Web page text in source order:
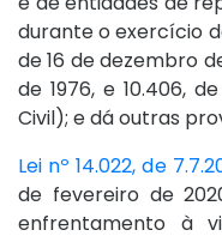
durante o exercício
de 16 de dezembro
de 1976, e 10.406,
Civil); e dá outras
Lei nº 14.022, de
de fevereiro de
enfrentamento à